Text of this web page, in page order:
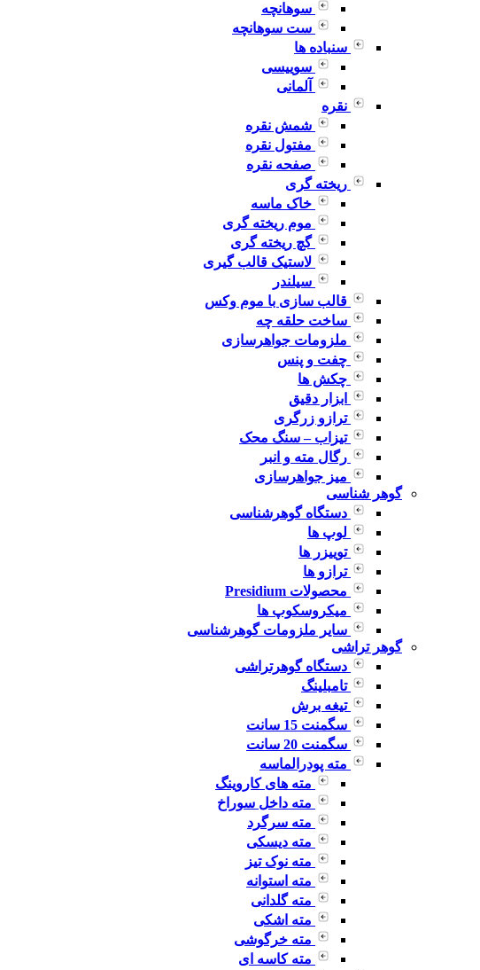
سوهانچه
ست سوهانچه
سنباده ها
سوییسی
آلمانی
نقره
شمش نقره
مفتول نقره
صفحه نقره
ریخته گری
خاک ماسه
موم ریخته گری
گچ ریخته گری
لاستیک قالب گیری
سیلندر
قالب سازی با موم وکس
ساخت حلقه چه
ملزومات جواهرسازی
چفت و پنس
چکش ها
ابزار دقیق
ترازو زرگری
تیزاب – سنگ محک
رگال مته و انبر
میز جواهرسازی
گوهر شناسی
دستگاه گوهرشناسی
لوپ ها
توییزر ها
ترازو ها
محصولات Presidium
میکروسکوپ ها
سایر ملزومات گوهرشناسی
گوهر تراشی
دستگاه گوهرتراشی
تامبلینگ
تیغه برش
سگمنت 15 سانت
سگمنت 20 سانت
مته پودرالماسه
مته های کاروینگ
مته داخل سوراخ
مته سرگرد
مته دیسکی
مته نوک تیز
مته استوانه
مته گلدانی
مته اشکی
مته خرگوشی
مته کاسه ای